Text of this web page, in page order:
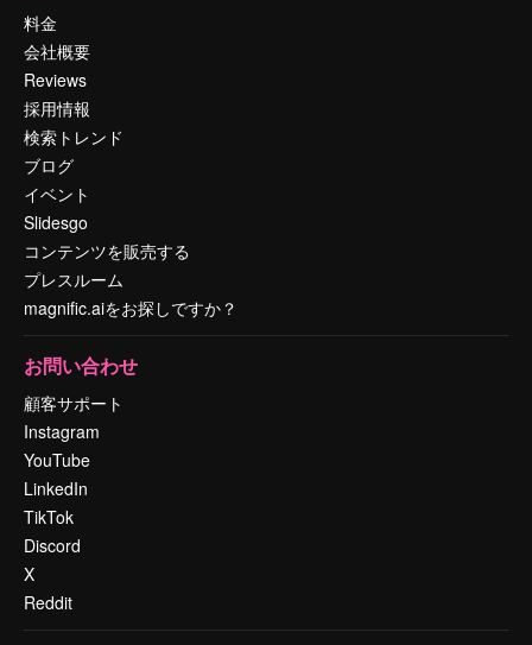
料金
会社概要
Reviews
採用情報
検索トレンド
ブログ
イベント
Slidesgo
コンテンツを販売する
プレスルーム
magnific.aiをお探しですか？
お問い合わせ
顧客サポート
Instagram
YouTube
LinkedIn
TikTok
Discord
X
Reddit